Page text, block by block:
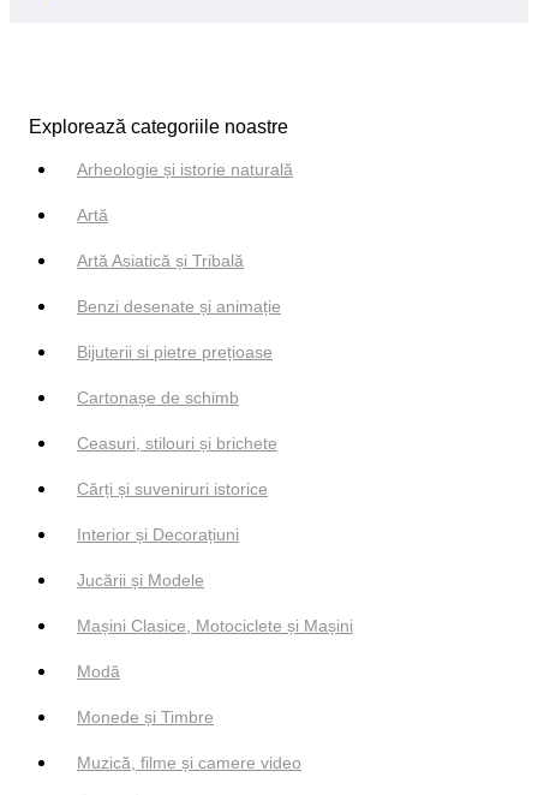
Explorează categoriile noastre
Arheologie și istorie naturală
Artă
Artă Asiatică și Tribală
Benzi desenate și animație
Bijuterii si pietre prețioase
Cartonașe de schimb
Ceasuri, stilouri și brichete
Cărți și suveniruri istorice
Interior și Decorațiuni
Jucării și Modele
Mașini Clasice, Motociclete și Mașini
Modă
Monede și Timbre
Muzică, filme și camere video